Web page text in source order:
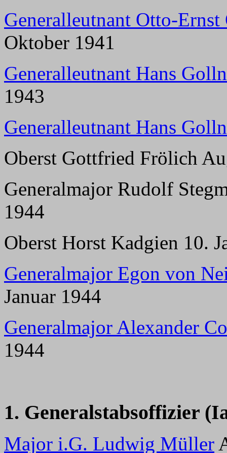
Generalleutnant Otto-Ernst
Oktober 1941
Generalleutnant Hans
1943
Generalleutnant Hans
Oberst Gottfried Frölich
Generalmajor Rudolf
1944
Oberst Horst Kadgien 10.
Generalmajor Egon von
Januar 1944
Generalmajor Alexander
1944
1. Generalstabsoffizier
Major i.G. Ludwig Müller